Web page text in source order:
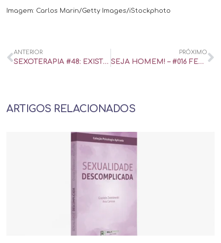
Imagem: Carlos Marin/Getty Images/iStockphoto
ANTERIOR
SEXOTERAPIA #48: EXISTE SEXO DURANTE E DEPOIS DA MENOPAUSA? COM MÔNICA MARTELLI
PRÓXIMO
SEJA HOMEM! – #016 FETICHES
ARTIGOS RELACIONADOS